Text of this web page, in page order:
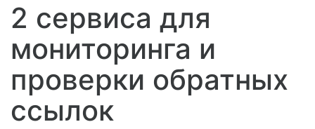
2 сервиса для
мониторинга и
проверки обратных
ссылок